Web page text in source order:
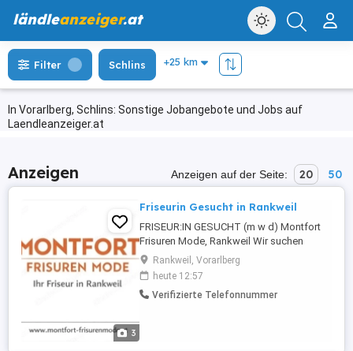
ländleanzeiger.at
In Vorarlberg, Schlins: Sonstige Jobangebote und Jobs auf
Laendleanzeiger.at
Filter Schlins
Anzeigen Anzeigen auf der Seite: 20 50
3
Friseurin Gesucht in Rankweil
FRISEUR:IN GESUCHT (m w d) Montfort
Frisuren Mode, Rankweil Wir suchen
ausgebildete Friseur:innen Vollzeit,
Teilzeit oder geringfügig. Planbare
Arbeitszeiten Stammkundschaft &
eingespieltes Team Faire Bezahlung +
Rankweil, Vorarlberg
heute 12:57
Verifizierte Telefonnummer